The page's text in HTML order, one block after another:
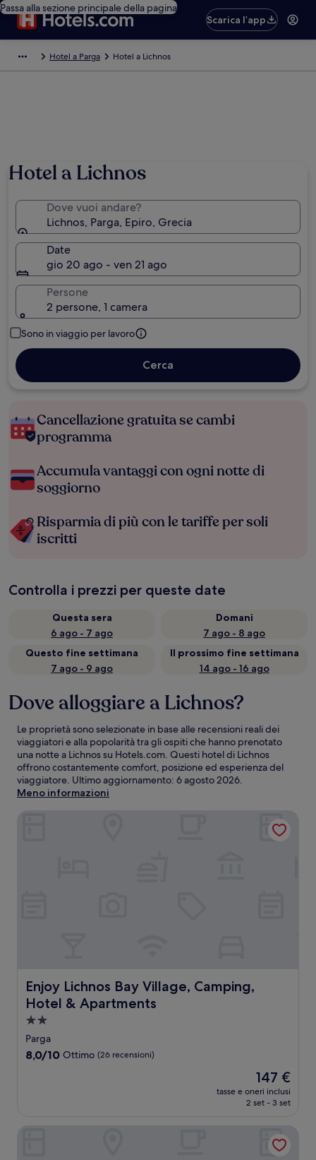
Passa alla sezione principale della pagina
Scarica l’app
Hotel a Parga Hotel a Lichnos
Hotel a Lichnos
Dove vuoi andare?
Lichnos, Parga, Epiro, Grecia
Date
gio 20 ago - ven 21 ago
Persone
2 persone, 1 camera
Sono in viaggio per lavoro
Cerca
Cancellazione gratuita se cambi
programma
Accumula vantaggi con ogni notte di
soggiorno
Risparmia di più con le tariffe per soli
iscritti
Controlla i prezzi per queste date
Questa sera
6 ago - 7 ago
Domani
7 ago - 8 ago
Questo fine settimana
7 ago - 9 ago
Il prossimo fine settimana
14 ago - 16 ago
Dove alloggiare a Lichnos?
Le proprietà sono selezionate in base alle recensioni reali dei
viaggiatori e alla popolarità tra gli ospiti che hanno prenotato
una notte a Lichnos su Hotels.com. Questi hotel di Lichnos
offrono costantemente comfort, posizione ed esperienza del
viaggiatore. Ultimo aggiornamento: 6 agosto 2026.
Meno informazioni
Enjoy Lichnos Bay Village, Camping,
Hotel & Apartments
Enjoy Lichnos Bay Village, Camping, Hotel & Apartments
Struttura
a
2.0
Parga
8.0
8,0/10 Ottimo (26 recensioni)
Il
prezzo
attuale
147 €
147 €
tasse e oneri inclusi
2 set - 3 set
Enjoy Lichnos Bay Village, Camping, Hotel & Apartments